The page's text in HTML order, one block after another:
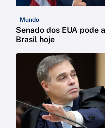
Mundo
Senado dos EUA pode
Brasil hoje